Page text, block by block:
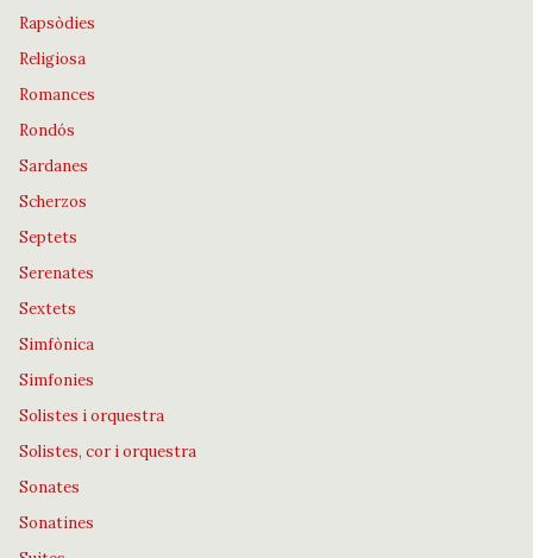
Rapsòdies
Religiosa
Romances
Rondós
Sardanes
Scherzos
Septets
Serenates
Sextets
Simfònica
Simfonies
Solistes i orquestra
Solistes, cor i orquestra
Sonates
Sonatines